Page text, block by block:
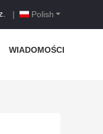
Polish
|
WIADOMOŚCI